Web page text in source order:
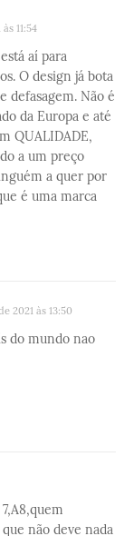
11:54
aí para
O design já bota
defasagem. Não é
da Europa e até
QUALIDADE,
a um preço
a quer por
é uma marca
2021 às 13:50
do mundo nao
não deve nada